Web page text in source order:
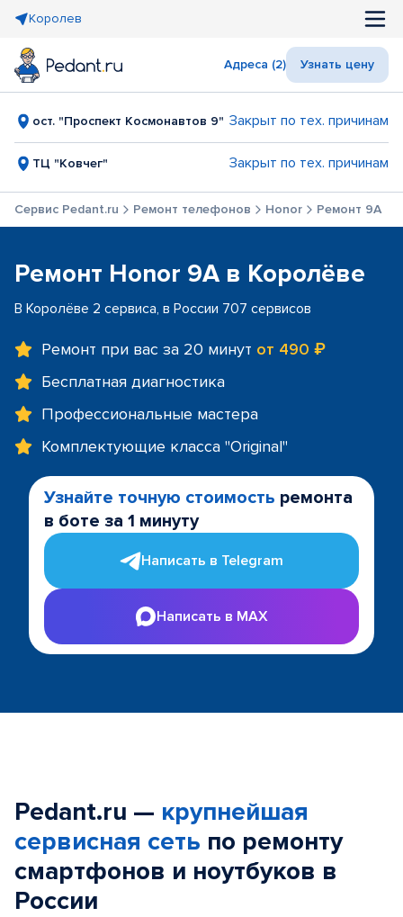
Королев
Адреса (2) Узнать цену
ост. "Проспект Космонавтов 9" Закрыт по тех. причинам
ТЦ "Ковчег" Закрыт по тех. причинам
Сервис Pedant.ru Ремонт телефонов Honor Ремонт 9A
Ремонт Honor 9A в Королёве
В Королёве 2 сервиса, в России 707 сервисов
Ремонт при вас за 20 минут от 490 ₽
Бесплатная диагностика
Профессиональные мастера
Комплектующие класса "Original"
Узнайте точную стоимость ремонта
в боте за 1 минуту
Написать в Telegram
Написать в MAX
Pedant.ru — крупнейшая
сервисная сеть по ремонту
смартфонов и ноутбуков в
России